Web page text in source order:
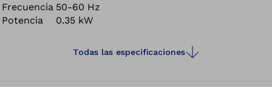
Frecuencia 50-60 Hz
Potencia
0.35 kW
Todas las especificaciones